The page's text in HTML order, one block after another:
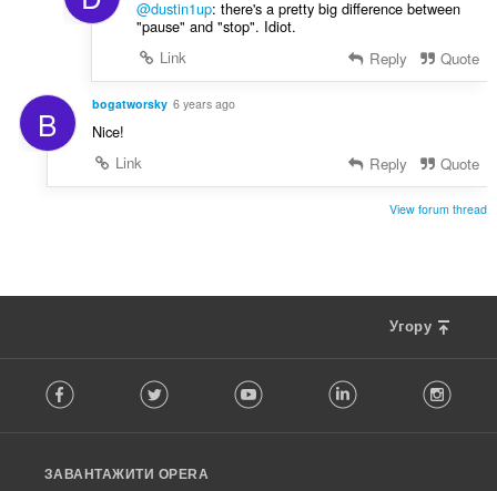
:
@dustin1up: there's a pretty big difference between
"pause" and "stop". Idiot.
Link
Reply Quote
B bogatworsky 6 years ago
Nice!
Link
Reply Quote
View forum thread
Угору
o
w
Facebook Twitter Youtube LinkedIn
ЗАВАНТАЖИТИ OPERA